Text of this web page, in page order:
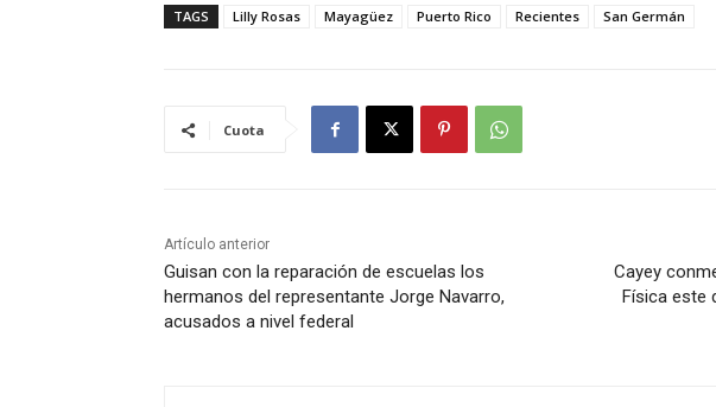
TAGS Lilly Rosas Mayagüez Puerto Rico Recientes San Germán
Cuota
Artículo anterior
Guisan con la reparación de escuelas los
hermanos del representante Jorge Navarro,
acusados a nivel federal
Cayey
Física este